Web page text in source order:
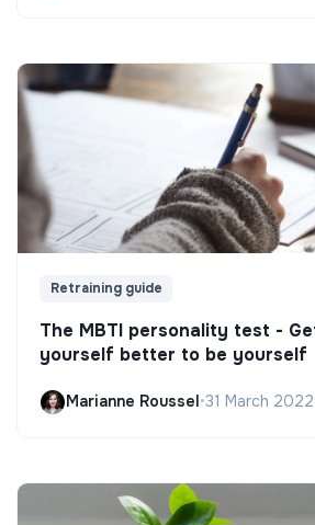
Retraining guide
The MBTI personality test -
yourself better to be yourself
Marianne Roussel•31 March 2022